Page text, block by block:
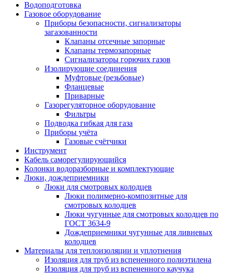
Водоподготовка
Газовое оборудование
Приборы безопасности, сигнализаторы
загазованности
Клапаны отсечные запорные
Клапаны термозапорные
Сигнализаторы горючих газов
Изолирующие соединения
Муфтовые (резьбовые)
Фланцевые
Приварные
Газорегуляторное оборудование
Фильтры
Подводка гибкая для газа
Приборы учёта
Газовые счётчики
Инструмент
Кабель саморегулирующийся
Колонки водоразборные и комплектующие
Люки, дождеприемники
Люки для смотровых колодцев
Люки полимерно-композитные для
смотровых колодцев
Люки чугунные для смотровых колодцев по
ГОСТ 3634-9
Дождеприемники чугунные для ливневых
колодцев
Материалы для теплоизоляции и уплотнения
Изоляция для труб из вспененного полиэтилена
Изоляция для труб из вспененного каучука